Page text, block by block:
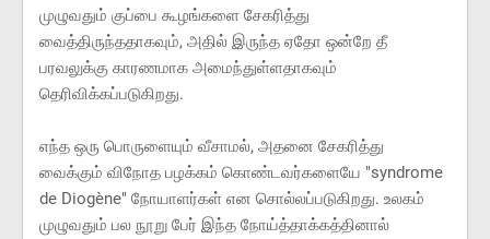
முழுவதும் குப்பை கூழங்களை சேகரித்து
வைத்திருந்ததாகவும், அதில் இருந்த ஏதோ ஒன்றே தீ
பரவலுக்கு காரணமாக அமைந்துள்ளதாகவும்
தெரிவிக்கப்படுகிறது.
எந்த ஒரு பொருளையும் வீசாமல், அதனை சேகரித்து
வைக்கும் விநோத பழக்கம் கொண்டவர்களையே "syndrome
de Diogène" நோயாளர்கள் என சொல்லப்படுகிறது. உலகம்
முழுவதும் பல நூறு பேர் இந்த நோய்த்தாக்கத்தினால்